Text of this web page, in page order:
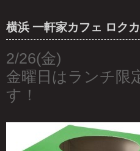
横浜 一軒家カフェ ロク
2/26(金)
金曜日はランチ限
す！